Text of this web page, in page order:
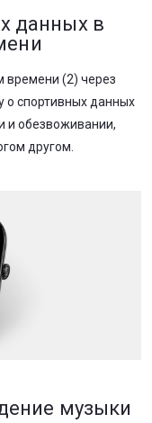
данных в
времени (2) через
о спортивных данных
и обезвоживании,
другом.
музыки